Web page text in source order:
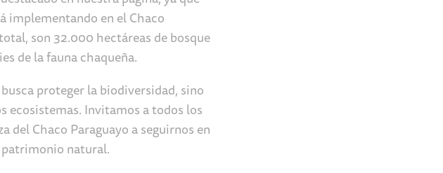
implementando en el Chaco
son 32.000 hectáreas de bosque
de la fauna chaqueña.
proteger la biodiversidad, sino
ecosistemas. Invitamos a todos los
del Chaco Paraguayo a seguirnos en
natural.